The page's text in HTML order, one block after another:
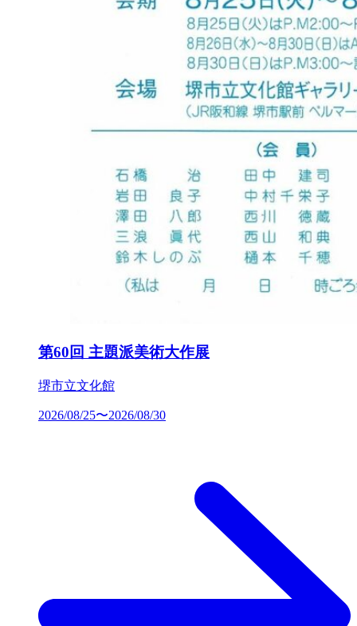
第60回 主題派美術大作展
堺市立文化館
2026/08/25〜2026/08/30